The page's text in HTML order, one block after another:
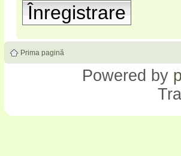
Înregistrare
Prima pagină
Powered by